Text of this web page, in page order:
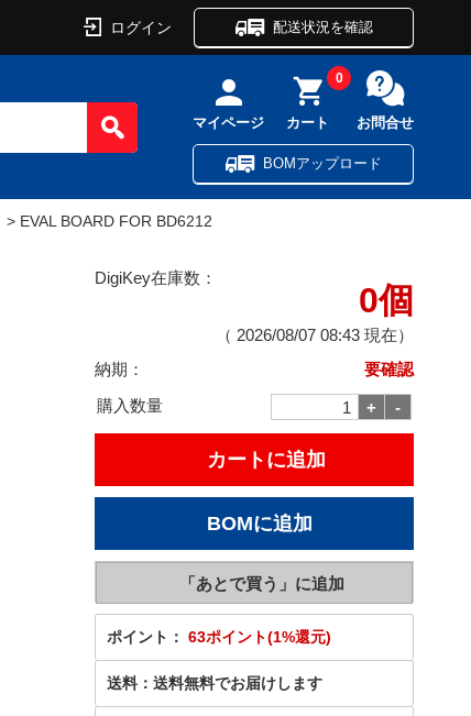
ログイン 配送状況を確認
マイページ カート
0
お問合せ
BOMアップロード
> EVAL BOARD FOR BD6212
DigiKey在庫数：
0個
（ 2026/08/07 08:43 現在）
納期：
要確認
購入数量
ポイント： 63ポイント(1%還元)
送料： 送料無料でお届けします